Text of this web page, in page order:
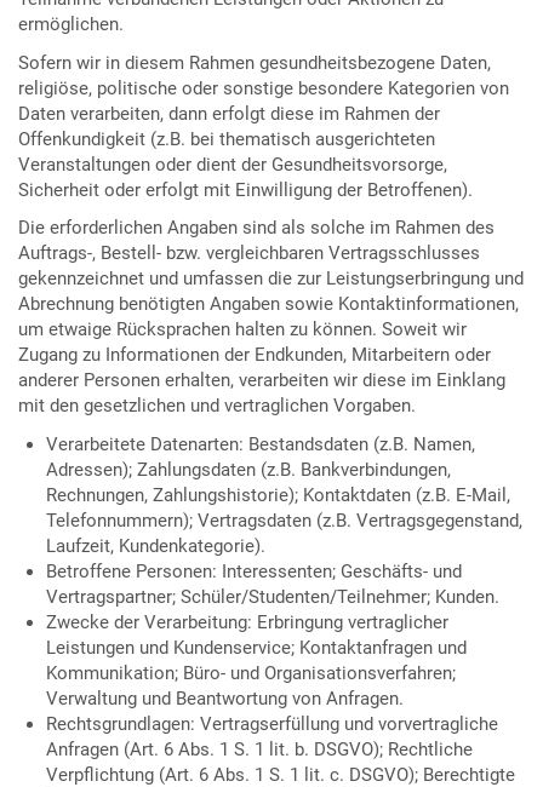
ermöglichen.
Sofern wir in diesem Rahmen gesundheitsbezogene Daten,
religiöse, politische oder sonstige besondere Kategorien von
Daten verarbeiten, dann erfolgt diese im Rahmen der
Offenkundigkeit (z.B. bei thematisch ausgerichteten
Veranstaltungen oder dient der Gesundheitsvorsorge,
Sicherheit oder erfolgt mit Einwilligung der Betroffenen).
Die erforderlichen Angaben sind als solche im Rahmen des
Auftrags-, Bestell- bzw. vergleichbaren Vertragsschlusses
gekennzeichnet und umfassen die zur Leistungserbringung und
Abrechnung benötigten Angaben sowie Kontaktinformationen,
um etwaige Rücksprachen halten zu können. Soweit wir
Zugang zu Informationen der Endkunden, Mitarbeitern oder
anderer Personen erhalten, verarbeiten wir diese im Einklang
mit den gesetzlichen und vertraglichen Vorgaben.
Verarbeitete Datenarten: Bestandsdaten (z.B. Namen,
Adressen); Zahlungsdaten (z.B. Bankverbindungen,
Rechnungen, Zahlungshistorie); Kontaktdaten (z.B. E-Mail,
Telefonnummern); Vertragsdaten (z.B. Vertragsgegenstand,
Laufzeit, Kundenkategorie).
Betroffene Personen: Interessenten; Geschäfts- und
Vertragspartner; Schüler/Studenten/Teilnehmer; Kunden.
Zwecke der Verarbeitung: Erbringung vertraglicher
Leistungen und Kundenservice; Kontaktanfragen und
Kommunikation; Büro- und Organisationsverfahren;
Verwaltung und Beantwortung von Anfragen.
Rechtsgrundlagen: Vertragserfüllung und vorvertragliche
Anfragen (Art. 6 Abs. 1 S. 1 lit. b. DSGVO); Rechtliche
Verpflichtung (Art. 6 Abs. 1 S. 1 lit. c. DSGVO); Berechtigte